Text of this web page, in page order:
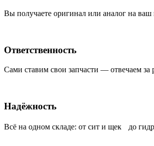
Вы получаете оригинал или аналог на
Ответственность
Сами ставим свои запчасти — отвечаем за
Надёжность
Всё на одном складе: от сит и щек до